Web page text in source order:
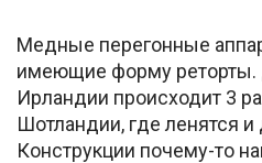
Медные перегонные
имеющие форму реторты.
Ирландии происходит 3
Шотландии, где ленятся и
Конструкции почему-то